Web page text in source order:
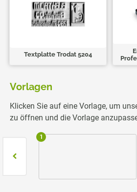
Textplatte Trodat 5204
Vorlagen
Klicken Sie auf eine Vorlage, um
zu öffnen und die Vorlage
1